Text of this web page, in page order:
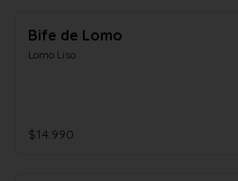
Bife de Lomo
Lomo Liso
$14.990